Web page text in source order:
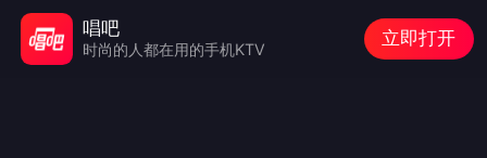
唱吧
时尚的人都在用的手机KTV
立即打开